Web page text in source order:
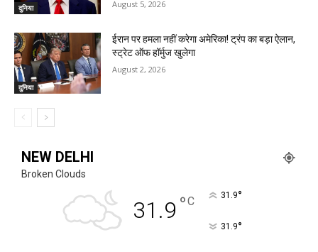
दुनिया August 5, 2026
दुनिया
ईरान पर हमला नहीं करेगा अमेरिका! ट्रंप का बड़ा ऐलान,
स्ट्रेट ऑफ हॉर्मुज खुलेगा
August 2, 2026
NEW DELHI
Broken Clouds
31.9 °C 31.9°
31.9°